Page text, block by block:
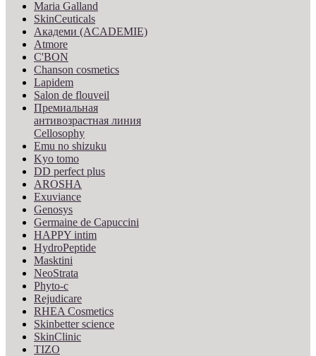
Maria Galland
SkinCeuticals
Академи (ACADEMIE)
Atmore
C'BON
Chanson cosmetics
Lapidem
Salon de flouveil
Премиальная
антивозрастная линия
Cellosophy
Emu no shizuku
Kyo tomo
DD perfect plus
AROSHA
Exuviance
Genosys
Germaine de Capuccini
HAPPY intim
HydroPeptide
Masktini
NeoStrata
Phyto-c
Rejudicare
RHEA Cosmetics
Skinbetter science
SkinСlinic
TIZO